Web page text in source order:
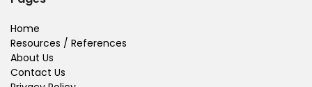
Home
Resources / References
About Us
Contact Us